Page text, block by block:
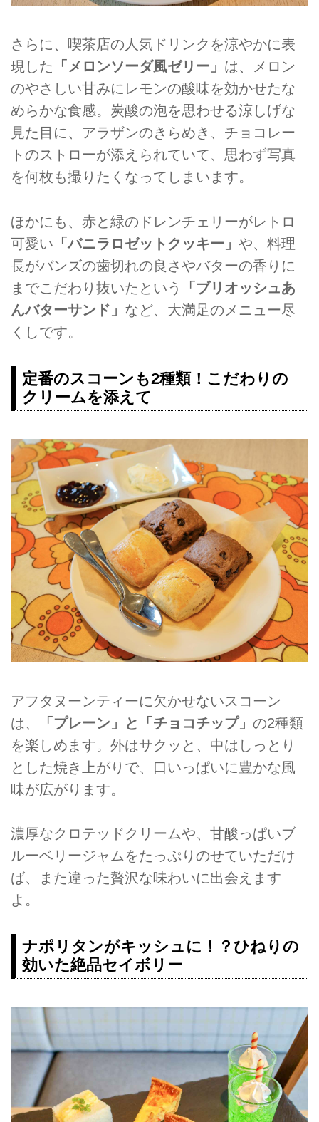
さらに、喫茶店の人気ドリンクを涼やかに表
現した 「メロンソーダ風ゼリー」 は、メロン
のやさしい甘みにレモンの酸味を効かせたな
めらかな食感。炭酸の泡を思わせる涼しげな
見た目に、アラザンのきらめき、チョコレー
トのストローが添えられていて、思わず写真
を何枚も撮りたくなってしまいます。
ほかにも、赤と緑のドレンチェリーがレトロ
可愛い 「バニラロゼットクッキー」 や、料理
長がバンズの歯切れの良さやバターの香りに
までこだわり抜いたという
「ブリオッシュあ
んバターサンド」 など、大満足のメニュー尽
くしです。
定番のスコーンも2種類！こだわりの
クリームを添えて
アフタヌーンティーに欠かせないスコーン
は、
「プレーン」と「チョコチップ」 の2種類
を楽しめます。外はサクッと、中はしっとり
とした焼き上がりで、口いっぱいに豊かな風
味が広がります。
濃厚なクロテッドクリームや、甘酸っぱいブ
ルーベリージャムをたっぷりのせていただけ
ば、また違った贅沢な味わいに出会えます
よ。
ナポリタンがキッシュに！？ひねりの
効いた絶品セイボリー